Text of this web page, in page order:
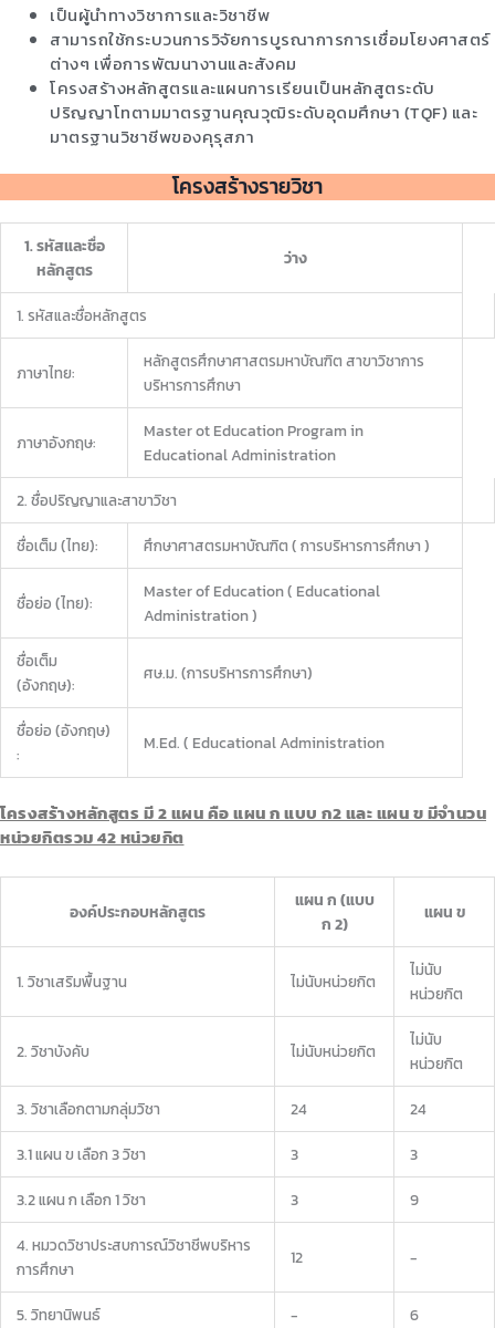
เป็นผู้นำทางวิชาการและวิชาชีพ
สามารถใช้กระบวนการวิจัยการบูรณาการการเชื่อมโยงศาสตร์
ต่างๆ เพื่อการพัฒนางานและสังคม
โครงสร้างหลักสูตรและแผนการเรียนเป็นหลักสูตระดับ
ปริญญาโทตามมาตรฐานคุณวุฒิระดับอุดมศึกษา (TQF) และ
มาตรฐานวิชาชีพของคุรุสภา
โครงสร้างรายวิชา
1. รหัสและชื่อ
หลักสูตร
ว่าง
1. รหัสและชื่อหลักสูตร
ภาษาไทย:
หลักสูตรศึกษาศาสตรมหาบัณฑิต สาขาวิชาการ
บริหารการศึกษา
ภาษาอังกฤษ:
Master ot Education Program in
Educational Administration
2. ชื่อปริญญาและสาขาวิชา
ชื่อเต็ม (ไทย): ศึกษาศาสตรมหาบัณฑิต ( การบริหารการศึกษา )
ชื่อย่อ (ไทย):
Master of Education ( Educational
Administration )
ชื่อเต็ม
(อังกฤษ):
ศษ.ม. (การบริหารการศึกษา)
ชื่อย่อ (อังกฤษ)
:
M.Ed. ( Educational Administration
โครงสร้างหลักสูตร มี 2 แผน คือ แผน ก แบบ ก2 และ แผน ข มีจำนวน
หน่วยกิตรวม 42 หน่วยกิต
องค์ประกอบหลักสูตร
แผน ก (แบบ
ก 2)
แผน ข
1. วิชาเสริมพื้นฐาน ไม่นับหน่วยกิต
ไม่นับ
หน่วยกิต
2. วิชาบังคับ ไม่นับหน่วยกิต
ไม่นับ
หน่วยกิต
3. วิชาเลือกตามกลุ่มวิชา 24 24
3.1 แผน ข เลือก 3 วิชา 3 3
3.2 แผน ก เลือก 1 วิชา 3 9
4. หมวดวิชาประสบการณ์วิชาชีพบริหาร
การศึกษา
12 -
5. วิทยานิพนธ์ - 6